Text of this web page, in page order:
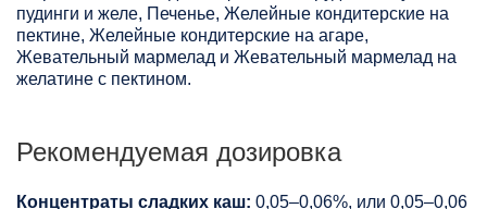
пудинги и желе, Печенье, Желейные кондитерские на
пектине, Желейные кондитерские на агаре,
Жевательный мармелад и Жевательный мармелад на
желатине с пектином.
Рекомендуемая дозировка
Концентраты сладких каш: 0,05–0,06%, или 0,05–0,06